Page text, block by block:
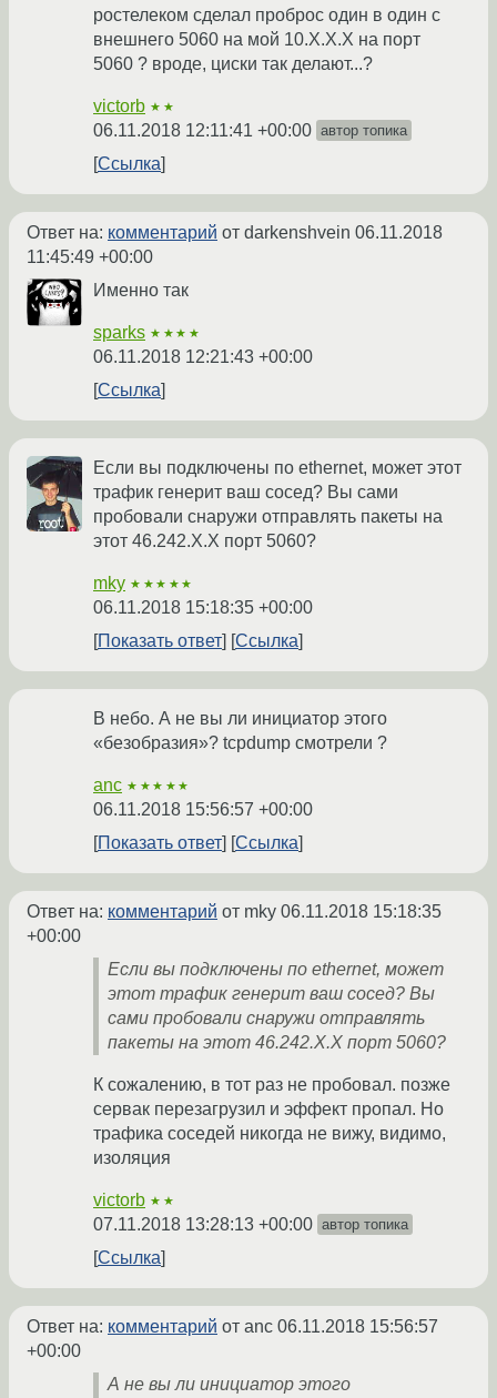
ростелеком сделал проброс один в один с
внешнего 5060 на мой 10.Х.Х.Х на порт
5060 ? вроде, циски так делают...?
victorb ★★
06.11.2018 12:11:41 +00:00 автор топика
Ссылка
Ответ на: комментарий от darkenshvein 06.11.2018
11:45:49 +00:00
Именно так
sparks ★★★★
06.11.2018 12:21:43 +00:00
Ссылка
Если вы подключены по ethernet, может этот
трафик генерит ваш сосед? Вы сами
пробовали снаружи отправлять пакеты на
этот 46.242.X.X порт 5060?
mky ★★★★★
06.11.2018 15:18:35 +00:00
Показать ответ
Ссылка
В небо. А не вы ли инициатор этого
«безобразия»? tcpdump смотрели ?
anc ★★★★★
06.11.2018 15:56:57 +00:00
Показать ответ
Ссылка
Ответ на: комментарий от mky 06.11.2018 15:18:35
+00:00
Если вы подключены по ethernet, может
этот трафик генерит ваш сосед? Вы
сами пробовали снаружи отправлять
пакеты на этот 46.242.X.X порт 5060?
К сожалению, в тот раз не пробовал. позже
сервак перезагрузил и эффект пропал. Но
трафика соседей никогда не вижу, видимо,
изоляция
victorb ★★
07.11.2018 13:28:13 +00:00 автор топика
Ссылка
Ответ на: комментарий от anc 06.11.2018 15:56:57
+00:00
А не вы ли инициатор этого